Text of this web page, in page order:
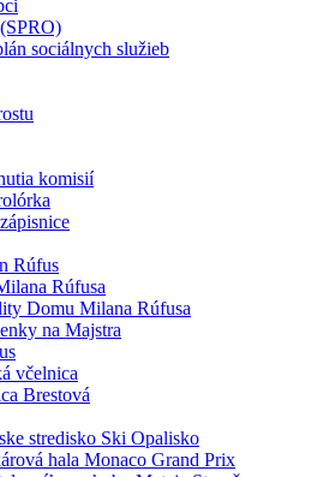
sociálnych služieb
komisií
Rúfus
Rúfusa
Domu Milana Rúfusa
na Majstra
včelnica
Brestová
stredisko Ski Opalisko
hala Monaco Grand Prix